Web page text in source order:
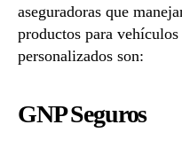
aseguradoras que
productos para
personalizados son:
GNP Seguros